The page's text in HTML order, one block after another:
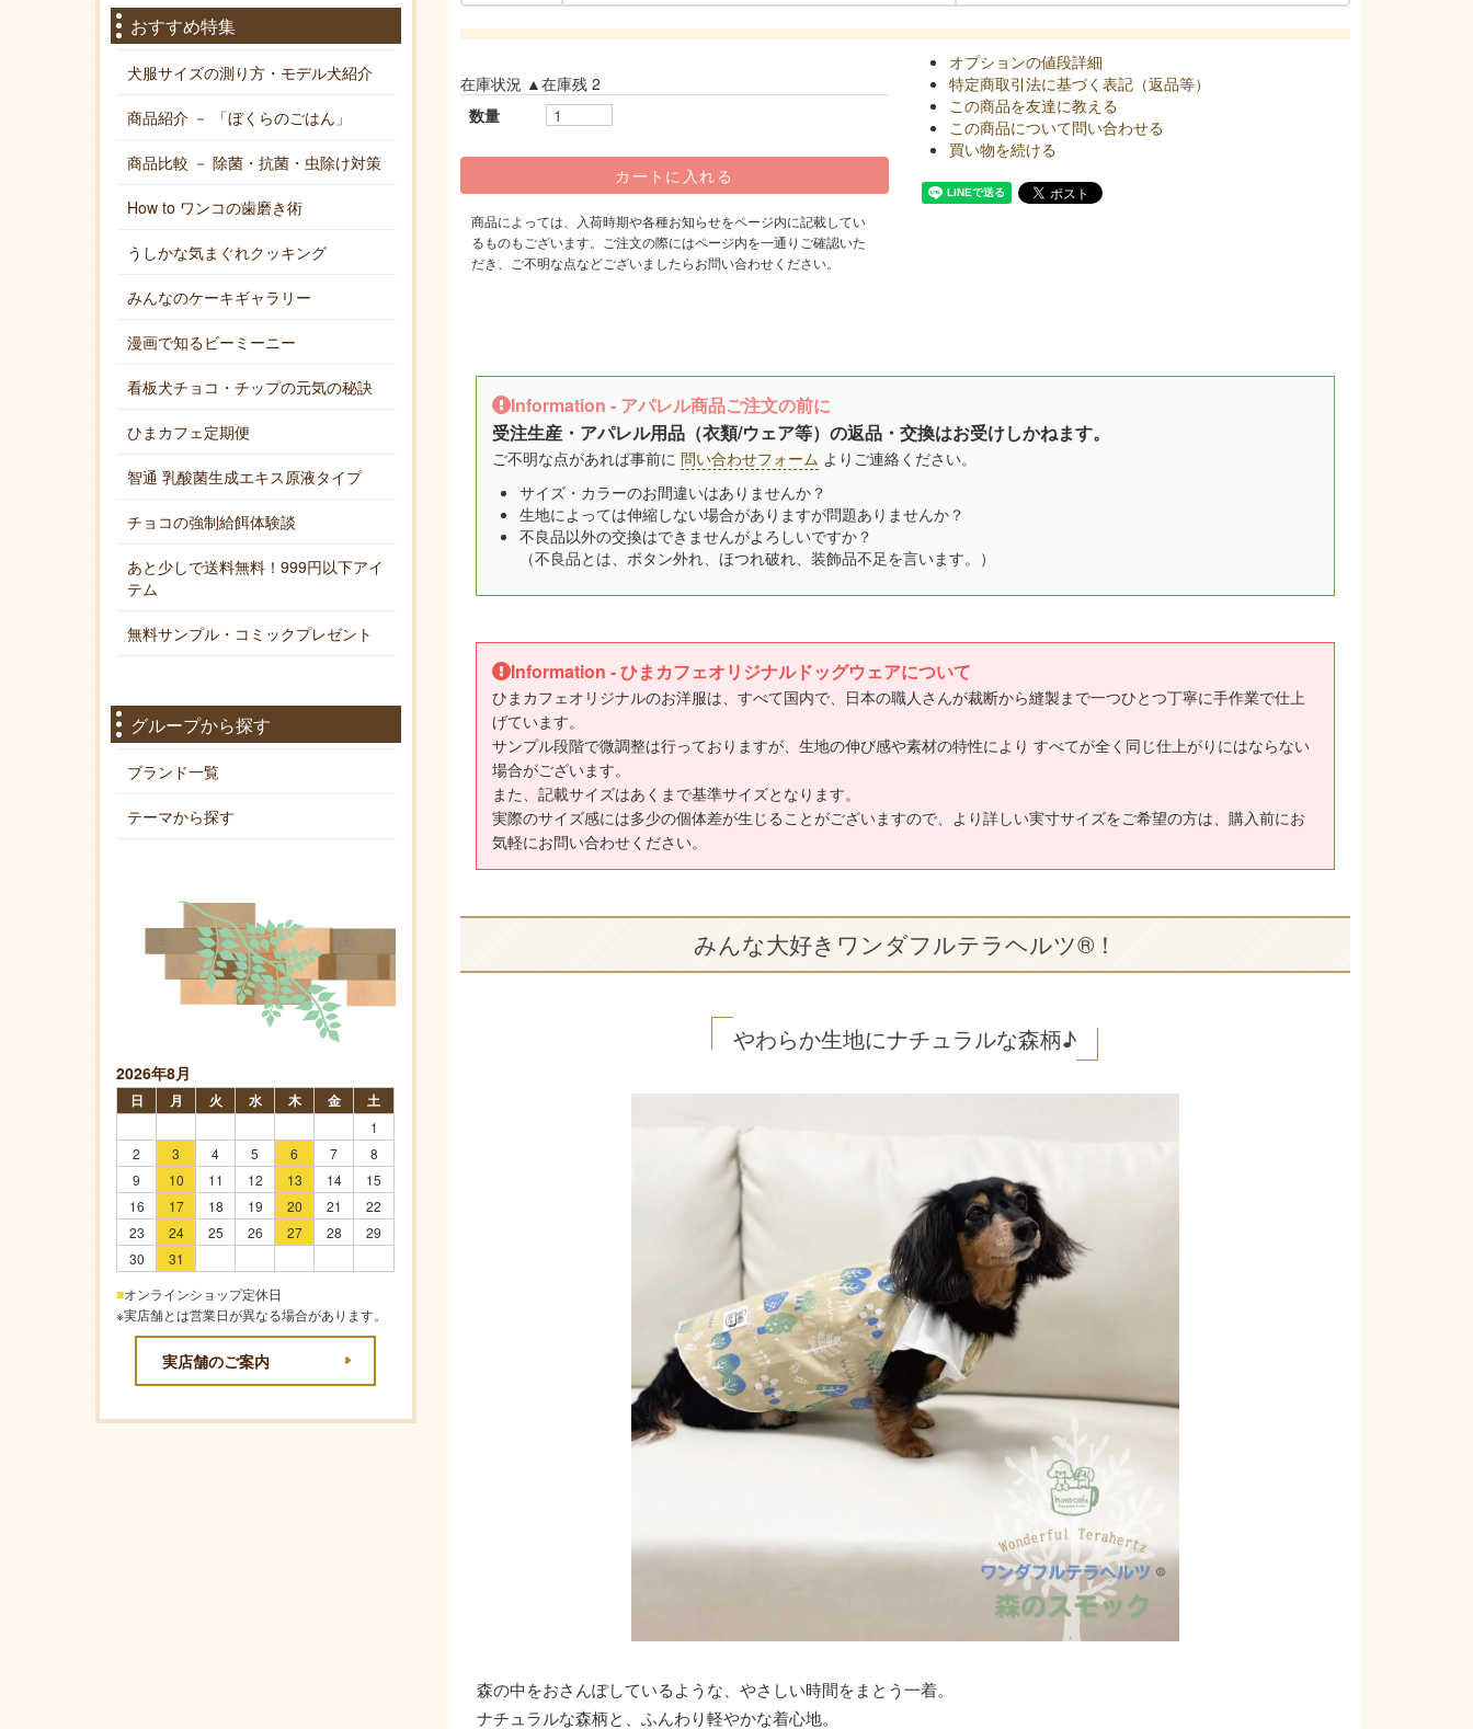
在庫状況 ▲在庫残 2
数量
商品によっては、入荷時期や各種お知らせをページ内に記載してい
るものもございます。ご注文の際にはページ内を一通りご確認いた
だき、ご不明な点などございましたらお問い合わせください。
オプションの値段詳細
特定商取引法に基づく表記（返品等）
この商品を友達に教える
この商品について問い合わせる
買い物を続ける
Information - アパレル商品ご注文の前に
受注生産・アパレル用品（衣類/ウェア等）の返品・交換はお受けしかねます。
ご不明な点があれば事前に 問い合わせフォーム よりご連絡ください。
サイズ・カラーのお間違いはありませんか？
生地によっては伸縮しない場合がありますが問題ありませんか？
不良品以外の交換はできませんがよろしいですか？
（不良品とは、ボタン外れ、ほつれ破れ、装飾品不足を言います。）
Information - ひまカフェオリジナルドッグウェアについて
ひまカフェオリジナルのお洋服は、すべて国内で、日本の職人さんが裁断から縫製まで一つひとつ丁寧に手作業で仕上
げています。
サンプル段階で微調整は行っておりますが、生地の伸び感や素材の特性により すべてが全く同じ仕上がりにはならない
場合がございます。
また、記載サイズはあくまで基準サイズとなります。
実際のサイズ感には多少の個体差が生じることがございますので、より詳しい実寸サイズをご希望の方は、購入前にお
気軽にお問い合わせください。
みんな大好きワンダフルテラヘルツ®！
やわらか生地にナチュラルな森柄♪
森の中をおさんぽしているような、やさしい時間をまとう一着。
ナチュラルな森柄と、ふんわり軽やかな着心地。
おすすめ特集
犬服サイズの測り方・モデル犬紹介
商品紹介 － 「ぼくらのごはん」
商品比較 － 除菌・抗菌・虫除け対策
How to ワンコの歯磨き術
うしかな気まぐれクッキング
みんなのケーキギャラリー
漫画で知るビーミーニー
看板犬チョコ・チップの元気の秘訣
ひまカフェ定期便
智通 乳酸菌生成エキス原液タイプ
チョコの強制給餌体験談
あと少しで送料無料！999円以下アイ
テム
無料サンプル・コミックプレゼント
グループから探す
ブランド一覧
テーマから探す
2026年8月
日 月 火 水 木 金 土
1
2
3 4 5 6 7
8
9
10 11 12 13 14
15
16
17 18 19 20 21
22
23
24 25 26 27 28
29
30
31
■オンラインショップ定休日
※実店舗とは営業日が異なる場合があります。
実店舗のご案内